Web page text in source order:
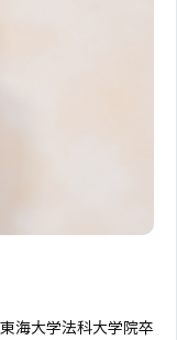
海大学法科大学院卒